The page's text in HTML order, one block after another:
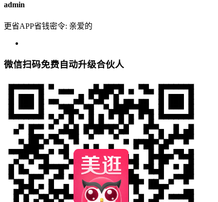
admin
更省APP省钱密令: 亲爱的
微信扫码免费自动升级合伙人